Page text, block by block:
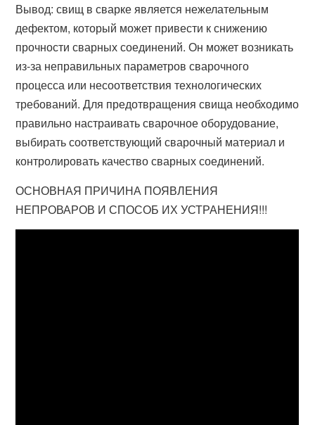
Вывод: свищ в сварке является нежелательным
дефектом, который может привести к снижению
прочности сварных соединений. Он может возникать
из-за неправильных параметров сварочного
процесса или несоответствия технологических
требований. Для предотвращения свища необходимо
правильно настраивать сварочное оборудование,
выбирать соответствующий сварочный материал и
контролировать качество сварных соединений.
ОСНОВНАЯ ПРИЧИНА ПОЯВЛЕНИЯ
НЕПРОВАРОВ И СПОСОБ ИХ УСТРАНЕНИЯ!!!